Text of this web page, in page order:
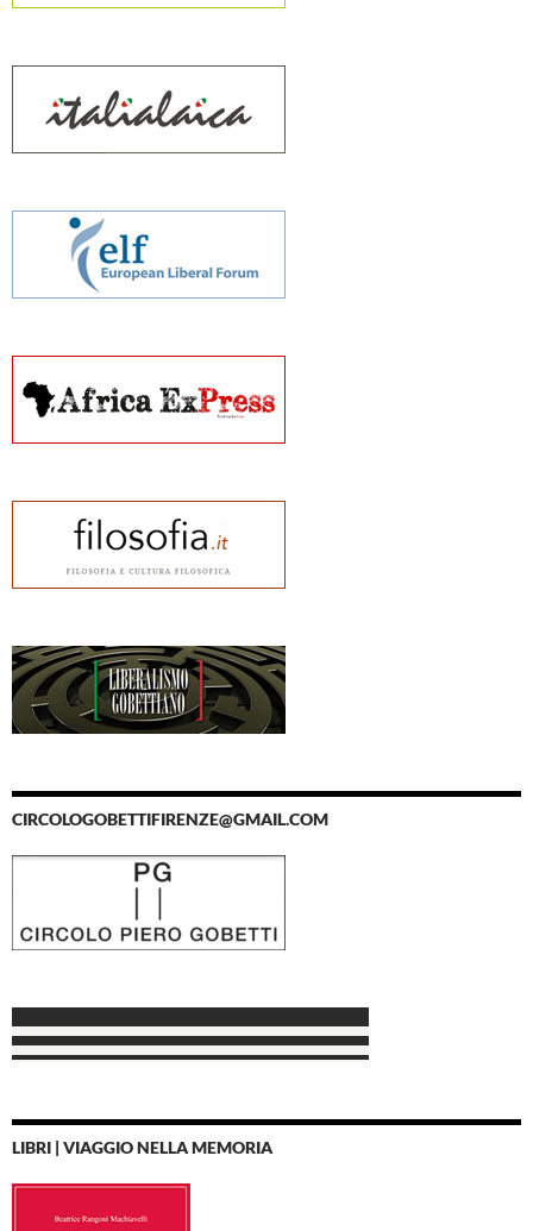
CIRCOLOGOBETTIFIRENZE@GMAIL.COM
LIBRI | VIAGGIO NELLA MEMORIA